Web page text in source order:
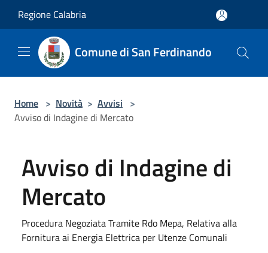
Regione Calabria
Comune di San Ferdinando
Home > Novità > Avvisi >
Avviso di Indagine di Mercato
Avviso di Indagine di
Mercato
Procedura Negoziata Tramite Rdo Mepa, Relativa alla
Fornitura ai Energia Elettrica per Utenze Comunali